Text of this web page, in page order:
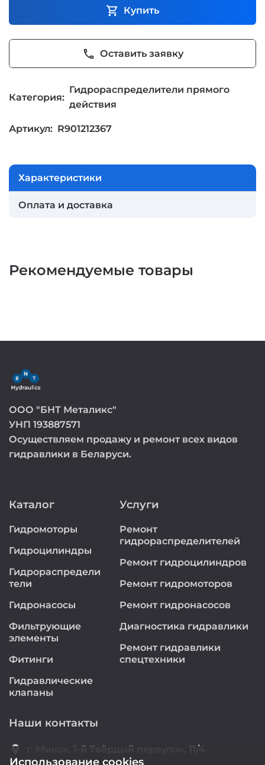
shopping_cart Купить
phone Оставить заявку
Категория:
Гидрораспределители прямого
действия
Артикул: R901212367
Характеристики
Оплата и доставка
Рекомендуемые товары
ООО "БНТ Металикс"
УНП 193887571
Осуществляем продажу и ремонт всех видов
гидравлики в Беларуси.
Каталог
Гидромоторы
Гидроцилиндры
Гидрораспредели
тели
Гидронасосы
Фильтрующие
элементы
Фитинги
Гидравлические
клапаны
Услуги
Ремонт
гидрораспределителей
Ремонт гидроцилиндров
Ремонт гидромоторов
Ремонт гидронасосов
Диагностика гидравлики
Ремонт гидравлики
спецтехники
Наши контакты
location_on г. Минск, 1-й Твёрдый переулок, 11/4
Использование cookies